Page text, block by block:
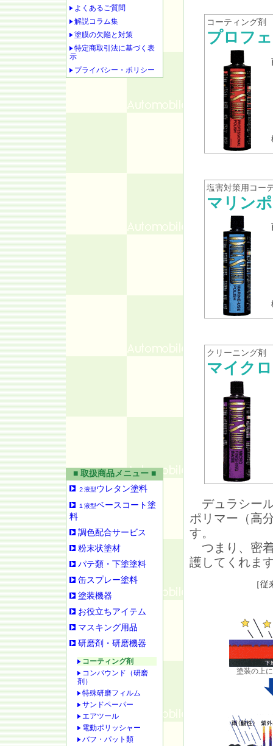
よくあるご質問
解説コラム集
塗膜の欠陥と対策
特定商取引法に基づく表
示
プライバシー・ポリシー
コーティング剤
プロフ
塩害対策用コー
マリン
クリーニング剤
マイク
デュラシー
ポリマー（高
す。
つまり、密
護してくれま
［
塗装の上
■ 取扱商品メニュー ■
２液型ウレタン塗料
１液型ベースコート塗
料
調色配合サービス
粉末状塗材
パテ類・下塗塗料
缶スプレー塗料
塗装機器
お役立ちアイテム
マスキング用品
研磨剤・研磨機器
コーティング剤
コンパウンド（研磨
剤）
特殊研磨フィルム
サンドペーパー
エアツール
電動ポリッシャー
バフ・パット類